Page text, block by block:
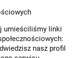
umieściliśmy linki
nasz profil